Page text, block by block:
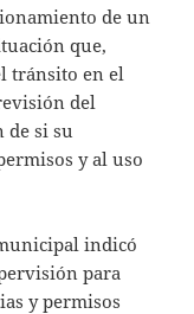
de un
que,
tránsito en el
del
si su
y al uso
indicó
para
y permisos